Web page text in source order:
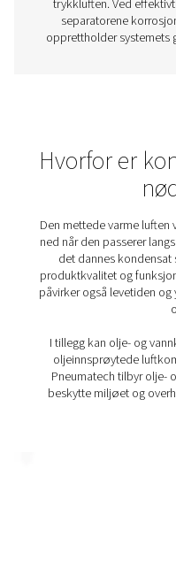
Etterkjølere er
luft før den når
skade og dårlig
fuktighet
utstyret og